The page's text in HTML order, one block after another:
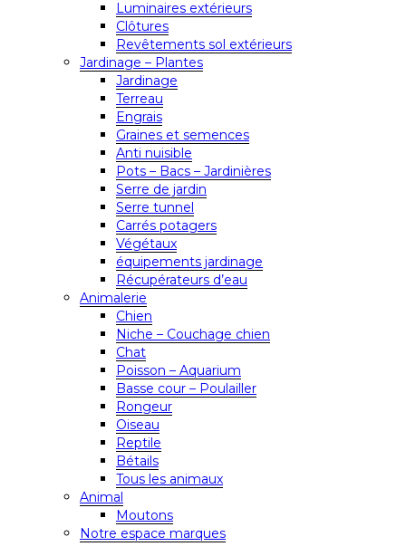
Luminaires extérieurs
Clôtures
Revêtements sol extérieurs
Jardinage – Plantes
Jardinage
Terreau
Engrais
Graines et semences
Anti nuisible
Pots – Bacs – Jardinières
Serre de jardin
Serre tunnel
Carrés potagers
Végétaux
équipements jardinage
Récupérateurs d’eau
Animalerie
Chien
Niche – Couchage chien
Chat
Poisson – Aquarium
Basse cour – Poulailler
Rongeur
Oiseau
Reptile
Bétails
Tous les animaux
Animal
Moutons
Notre espace marques